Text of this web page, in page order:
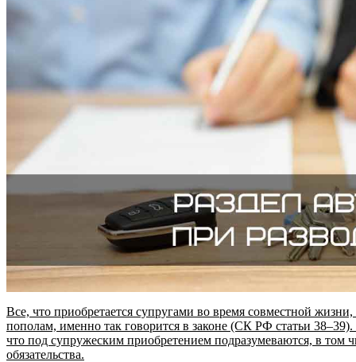
Все, что приобретается супругами во время совместной
пополам, именно так говорится в законе (СК РФ статьи
что под супружеским приобретением подразумеваются, в том
обязательства.